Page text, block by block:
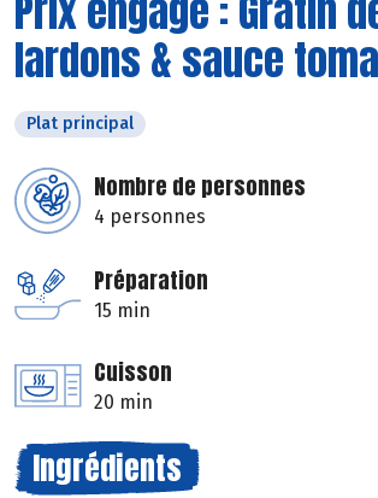
lardons & sauce
Plat principal
Nombre de personnes
4 personnes
Préparation
15 min
Cuisson
20 min
Ingrédients